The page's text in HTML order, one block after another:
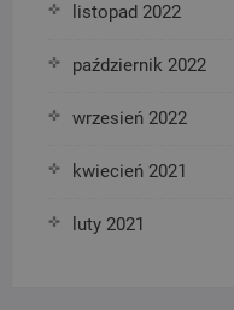
listopad 2022
październik 2022
wrzesień 2022
kwiecień 2021
luty 2021